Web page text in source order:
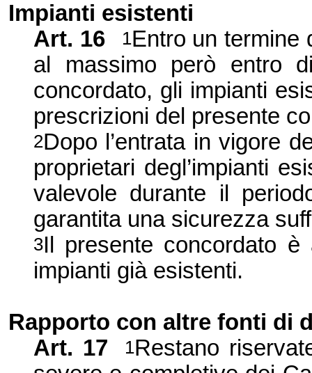
Impianti esistenti
Art. 16
1Entro un termine
al massimo però entro
concordato, gli impianti
prescrizioni del presente
2Dopo l’entrata in vigore
proprietari degl’impianti
valevole durante il
garantita una sicurezza
3Il presente concordato è
impianti già esistenti.
Rapporto con altre fonti di
Art. 17
1Restano